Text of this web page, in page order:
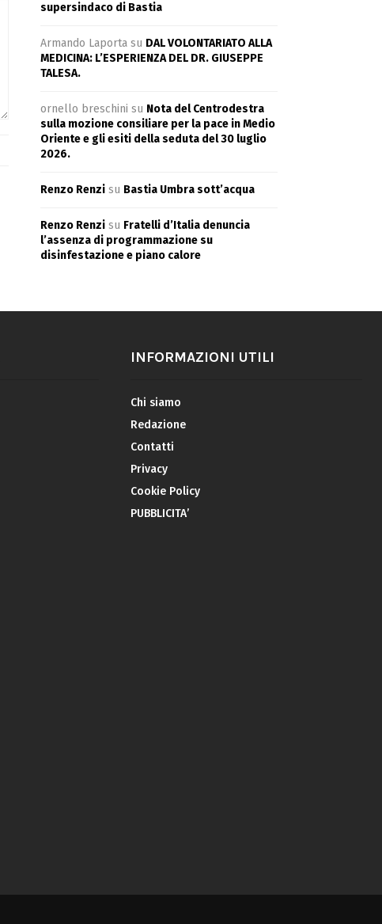
supersindaco di Bastia
Armando Laporta su DAL VOLONTARIATO ALLA
MEDICINA: L’ESPERIENZA DEL DR. GIUSEPPE
TALESA.
ornello breschini su Nota del Centrodestra
sulla mozione consiliare per la pace in Medio
Oriente e gli esiti della seduta del 30 luglio
2026.
Renzo Renzi su Bastia Umbra sott’acqua
Renzo Renzi su Fratelli d’Italia denuncia
l’assenza di programmazione su
disinfestazione e piano calore
INFORMAZIONI UTILI
Chi siamo
Redazione
Contatti
Privacy
Cookie Policy
PUBBLICITA’